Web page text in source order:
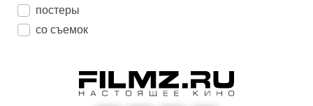
постеры
со съемок